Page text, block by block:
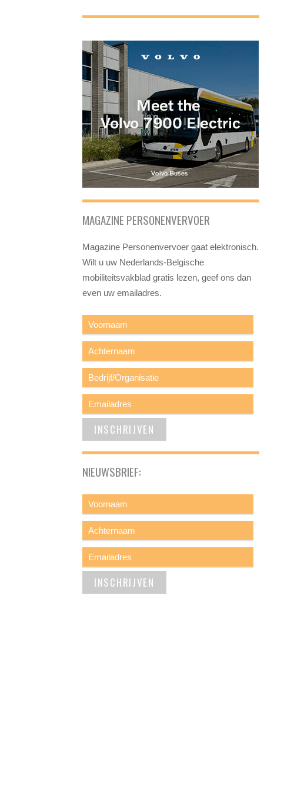
MAGAZINE PERSONENVERVOER
Magazine Personenvervoer gaat elektronisch.
Wilt u uw Nederlands-Belgische
mobiliteitsvakblad gratis lezen, geef ons dan
even uw emailadres.
NIEUWSBRIEF: